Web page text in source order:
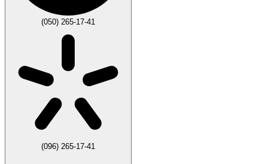
(050) 265-17-41
(096) 265-17-41